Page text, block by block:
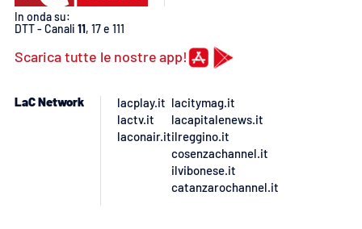
Destinazioni
Eventi
In onda su:
DTT - Canali 11, 17 e 111
Scarica tutte le nostre app!
LaC Network
lacplay.it
lactv.it
laconair.it
lacitymag.it
lacapitalenews.it
ilreggino.it
cosenzachannel.it
ilvibonese.it
catanzarochannel.it